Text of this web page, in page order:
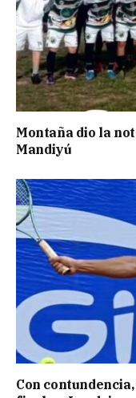
Montaña dio la
Mandiyú
Con